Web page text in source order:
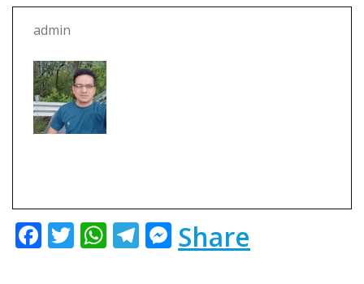
admin
F T W T M
e
Share